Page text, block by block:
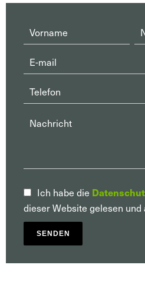
Ich habe die
dieser Website gelesen und
SENDEN